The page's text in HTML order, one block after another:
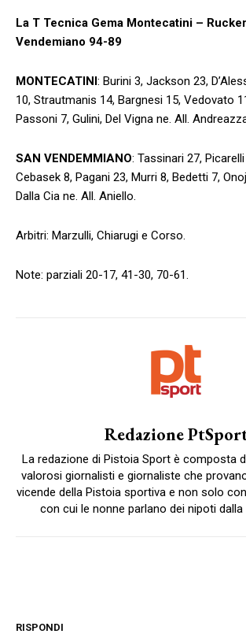
La T Tecnica Gema Montecatini –
Vendemiano 94-89
MONTECATINI: Burini 3, Jackson 23,
10, Strautmanis 14, Bargnesi 15, Vedovato
Passoni 7, Gulini, Del Vigna ne. All.
SAN VENDEMMIANO: Tassinari 27,
Cebasek 8, Pagani 23, Murri 8, Bedetti 7,
Dalla Cia ne. All. Aniello.
Arbitri: Marzulli, Chiarugi e Corso.
Note: parziali 20-17, 41-30, 70-61.
Redazione
La redazione di Pistoia Sport è composta
valorosi giornalisti e giornaliste che
vicende della Pistoia sportiva e non solo
con cui le nonne parlano dei nipoti dalla
RISPONDI